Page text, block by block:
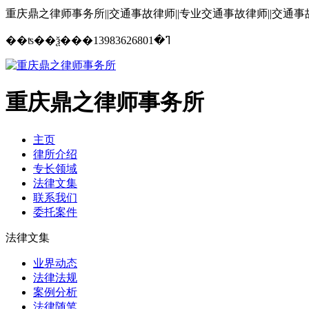
重庆鼎之律师事务所||交通事故律师||专业交通事故律师||交通事
��ʦ��ѯ���ߣ�13983626801
重庆鼎之律师事务所
主页
律所介绍
专长领域
法律文集
联系我们
委托案件
法律文集
业界动态
法律法规
案例分析
法律随笔